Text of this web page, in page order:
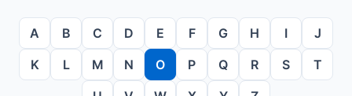
A B C D E F G H I
J
K
L M N O P Q R S
T